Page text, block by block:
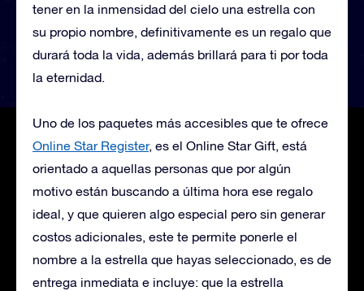
tener en la inmensidad del cielo una estrella con
su propio nombre, definitivamente es un regalo que
durará toda la vida, además brillará para ti por toda
la eternidad.
Uno de los paquetes más accesibles que te ofrece
Online Star Register, es el Online Star Gift, está
orientado a aquellas personas que por algún
motivo están buscando a última hora ese regalo
ideal, y que quieren algo especial pero sin generar
costos adicionales, este te permite ponerle el
nombre a la estrella que hayas seleccionado, es de
entrega inmediata e incluye: que la estrella